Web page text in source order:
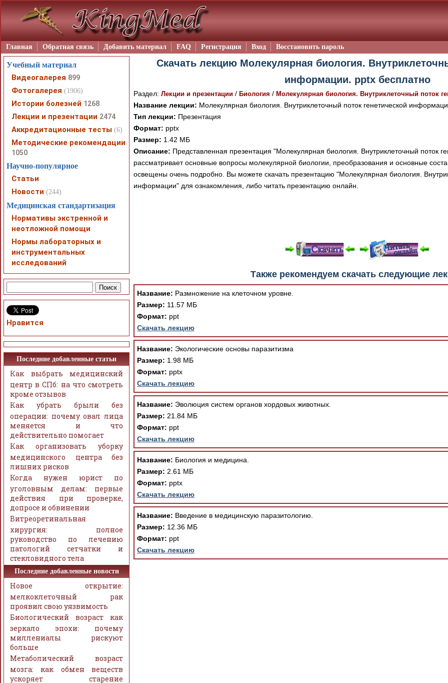
Главная Обратная связь Добавить материал FAQ Регистрация Вход Восстановить пароль
Скачать лекцию Молекулярная биология.
информации. pptx бесплатно
Раздел: Лекции и презентации / Биология / Молекулярная биология. Внутриклеточный поток
Название лекции: Молекулярная биология. Внутриклеточный поток генетической
Тип лекции: Презентация
Формат: pptx
Размер: 1.42 МБ
Описание: Представленная презентация "Молекулярная биология. Внутриклеточный поток
рассматривает основные вопросы молекулярной биологии, преобразования и основные
освещены очень подробно. Вы можете скачать презентацию "Молекулярная биология.
информации" для ознакомления, либо читать презентацию онлайн.
При просмотре в режиме "Читать онлайн" возможны различные ошибки отображения
поддержки Вашим браузером шрифтов и изменения размеров исходных шаблонов.
ошибка устраняется Вашим программным обеспечением автоматически.
Также рекомендуем скачать следующие
Название: Размножение на клеточном уровне.
Размер: 11.57 МБ
Формат: ppt
Скачать лекцию
Название: Экологические основы паразитизма
Размер: 1.98 МБ
Формат: pptx
Скачать лекцию
Название: Эволюция систем органов хордовых животных.
Размер: 21.84 МБ
Формат: ppt
Скачать лекцию
Название: Биология и медицина.
Размер: 2.61 МБ
Формат: pptx
Скачать лекцию
Название: Введение в медицинскую паразитологию.
Размер: 12.36 МБ
Формат: ppt
Скачать лекцию
Учебный материал
Видеогалерея 899
Фотогалерея (1906)
Истории болезней 1268
Лекции и презентации 2474
Аккредитационные тесты (6)
Методические рекомендации
1050
Научно-популярное
Статьи
Новости (244)
Медицинская стандартизация
Нормативы экстренной и
неотложной помощи
Нормы лабораторных и
инструментальных
исследований
Нравится
Последние добавленные статьи
Как выбрать медицинский
центр в СПб: на что смотреть
кроме отзывов
Как убрать брыли без
операции: почему овал лица
меняется и что
действительно помогает
Как организовать уборку
медицинского центра без
лишних рисков
Когда нужен юрист по
уголовным делам: первые
действия при проверке,
допросе и обвинении
Витреоретинальная
хирургия: полное
руководство по лечению
патологий сетчатки и
стекловидного тела
Последние добавленные новости
Новое открытие:
мелкоклеточный рак
проявил свою уязвимость
Биологический возраст как
зеркало эпохи: почему
миллениалы рискуют
больше
Метаболический возраст
мозга: как обмен веществ
ускоряет старение